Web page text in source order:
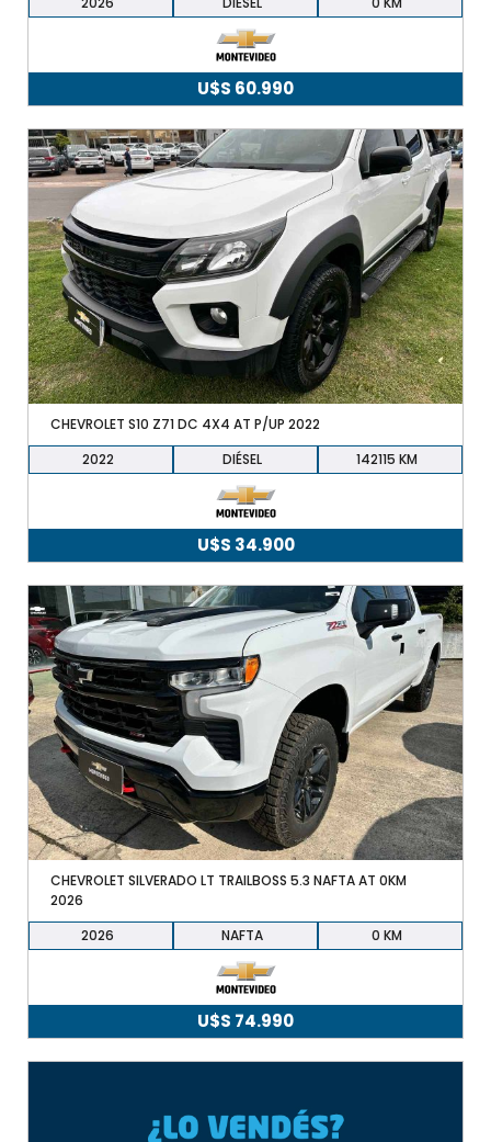
U$S 60.990
CHEVROLET S10 Z71 DC 4X4 AT P/UP 2022
2022
DIÉSEL 142115
U$S 34.900
CHEVROLET SILVERADO LT TRAILBOSS 5.3 NAFTA AT 0KM
2026
2026
NAFTA 0
U$S 74.990